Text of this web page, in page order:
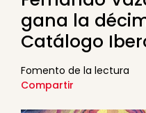
gana la
Catálogo
Fomento de la lectura
Compartir